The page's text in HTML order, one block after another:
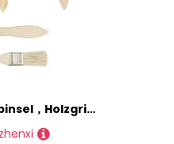
5 Stück Holzgriffpinsel，Holzgriff-Pinsel für Farbe, Pinsel lasur Holz,Lasurpinsel Holz,Ölmalerei, Lasur, Leim,geeignet zum Fechten, Dekorieren, Malen